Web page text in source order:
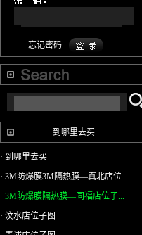
忘记密码
到哪里去买
· 到哪里去买
· 3M防爆膜3M隔热膜—真北店位...
· 3M防爆膜隔热膜—同福店位子...
· 汶水店位子图